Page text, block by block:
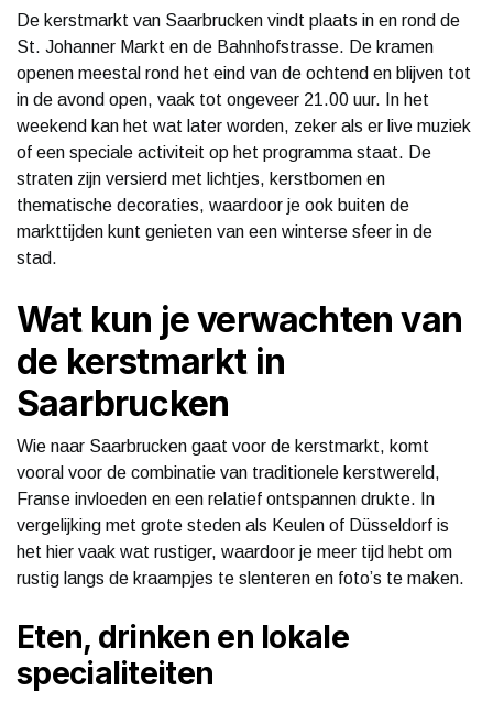
De kerstmarkt van Saarbrucken vindt plaats in en rond de
St. Johanner Markt en de Bahnhofstrasse. De kramen
openen meestal rond het eind van de ochtend en blijven tot
in de avond open, vaak tot ongeveer 21.00 uur. In het
weekend kan het wat later worden, zeker als er live muziek
of een speciale activiteit op het programma staat. De
straten zijn versierd met lichtjes, kerstbomen en
thematische decoraties, waardoor je ook buiten de
markttijden kunt genieten van een winterse sfeer in de
stad.
Wat kun je verwachten van
de kerstmarkt in
Saarbrucken
Wie naar Saarbrucken gaat voor de kerstmarkt, komt
vooral voor de combinatie van traditionele kerstwereld,
Franse invloeden en een relatief ontspannen drukte. In
vergelijking met grote steden als Keulen of Düsseldorf is
het hier vaak wat rustiger, waardoor je meer tijd hebt om
rustig langs de kraampjes te slenteren en foto’s te maken.
Eten, drinken en lokale
specialiteiten